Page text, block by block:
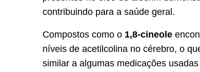
contribuindo para a saúde geral.
Compostos como o 1,8-cineole
níveis de acetilcolina no cérebro, o
similar a algumas medicações